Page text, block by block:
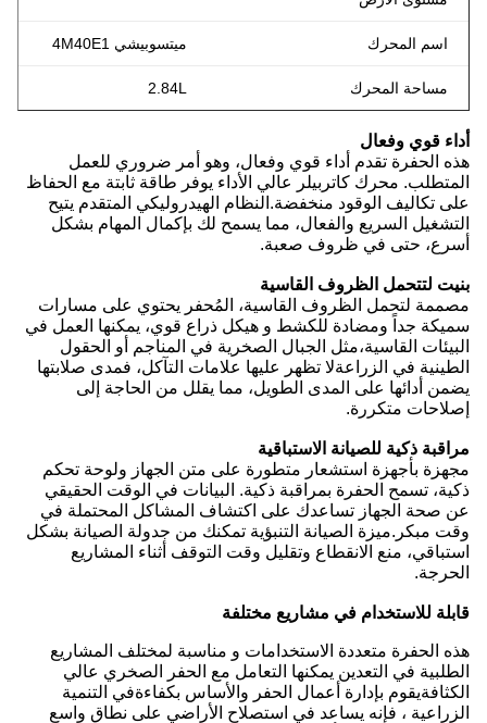
اسم المحرك ميتسوبيشي 4M40E1
مساحة المحرك
قوي وفعال
الحفرة تقدم أداء قوي وفعال، وهو أمر ضروري للعمل
محرك كاتربيلر عالي الأداء يوفر طاقة ثابتة مع الحفاظ
تكاليف الوقود منخفضة.النظام الهيدروليكي المتقدم يتيح
السريع والفعال، مما يسمح لك بإكمال المهام بشكل
حتى في ظروف صعبة.
لتتحمل الظروف القاسية
لتحمل الظروف القاسية، المُحفر يحتوي على مسارات
جداً ومضادة للكشط و هيكل ذراع قوي، يمكنها العمل في
القاسية،مثل الجبال الصخرية في المناجم أو الحقول
في الزراعةلا تظهر عليها علامات التآكل، فمدى صلابتها
أدائها على المدى الطويل، مما يقلل من الحاجة إلى
متكررة.
ذكية للصيانة الاستباقية
بأجهزة استشعار متطورة على متن الجهاز ولوحة تحكم
تسمح الحفرة بمراقبة ذكية. البيانات في الوقت الحقيقي
صحة الجهاز تساعدك على اكتشاف المشاكل المحتملة في
مبكر.ميزة الصيانة التنبؤية تمكنك من جدولة الصيانة بشكل
منع الانقطاع وتقليل وقت التوقف أثناء المشاريع
للاستخدام في مشاريع مختلفة
الحفرة متعددة الاستخدامات و مناسبة لمختلف المشاريع
في التعدين يمكنها التعامل مع الحفر الصخري عالي
بإدارة أعمال الحفر والأساس بكفاءةفي التنمية
، فإنه يساعد في استصلاح الأراضي على نطاق واسع